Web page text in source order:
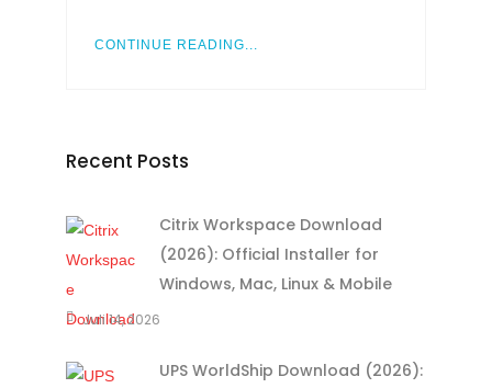
CONTINUE READING...
Recent Posts
Citrix Workspace Download
(2026): Official Installer for
Windows, Mac, Linux & Mobile
Juli 14, 2026
UPS WorldShip Download (2026):